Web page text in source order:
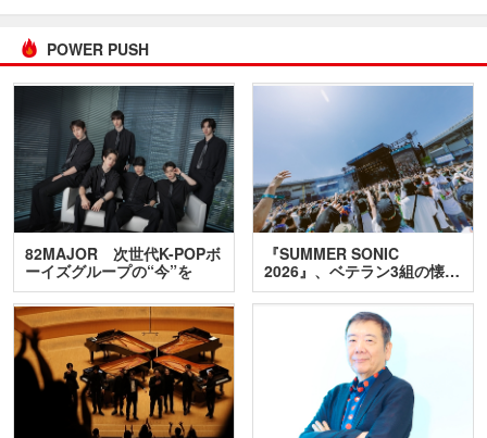
POWER PUSH
82MAJOR 次世代K-POPボ
ーイズグループの“今”を
訊…
『SUMMER SONIC
2026』、ベテラン3組の懐…